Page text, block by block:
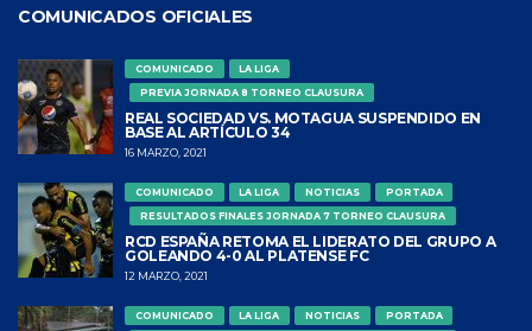
COMUNICADOS OFICIALES
COMUNICADO
LA LIGA
PREVIA JORNADA 8 TORNEO CLAUSURA
REAL SOCIEDAD VS. MOTAGUA SUSPENDIDO EN
BASE AL ARTÍCULO 34
16 MARZO, 2021
COMUNICADO LA LIGA NOTICIAS
PORTADA
RESULTADOS FINALES JORNADA 7 TORNEO CLAUSURA
RCD ESPAÑA RETOMA EL LIDERATO DEL GRUPO A
GOLEANDO 4-0 AL PLATENSE FC
12 MARZO, 2021
COMUNICADO LA LIGA NOTICIAS
PORTADA